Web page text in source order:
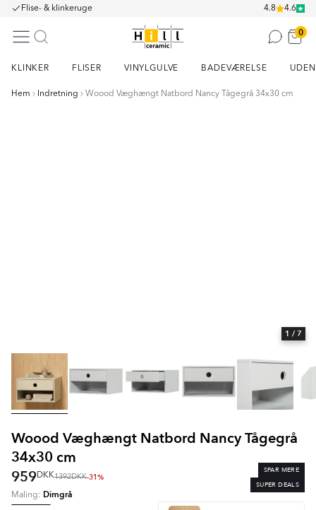
Flise- & klinkeruge 4.8 4.6
0
KLINKER FLISER VINYLGULVE BADEVÆRELSE
Hem Indretning Woood Væghængt Natbord Nancy Tågegrå 34x30 cm
1 / 7
Woood Væghængt Natbord Nancy Tågegrå
34x30 cm
959DKK1392DKK-31%
SPAR MERE
SUPER DEALS
Maling: Dimgrå